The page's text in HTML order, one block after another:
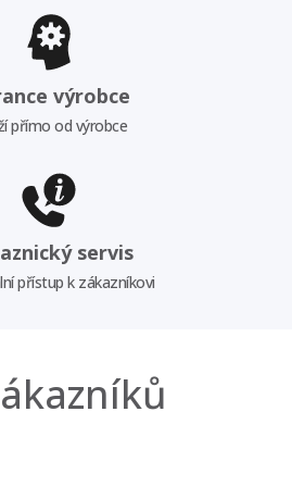
výrobce
přímo od výrobce
servis
přístup k zákazníkovi